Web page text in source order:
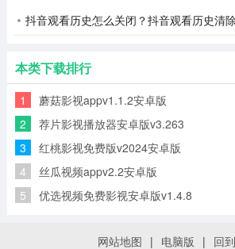
抖音观看历史怎么关闭？抖音观看历史清
本类下载排行
1 蘑菇影视appv1.1.2安卓版
2 荐片影视播放器安卓版v3.263
3 红桃影视免费版v2024安卓版
4 丝瓜视频appv2.2安卓版
5 优选视频免费影视安卓版v1.4.8
网站地图 | 电脑版 | 回